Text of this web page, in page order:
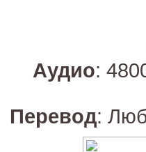
Аудио:
Перевод: